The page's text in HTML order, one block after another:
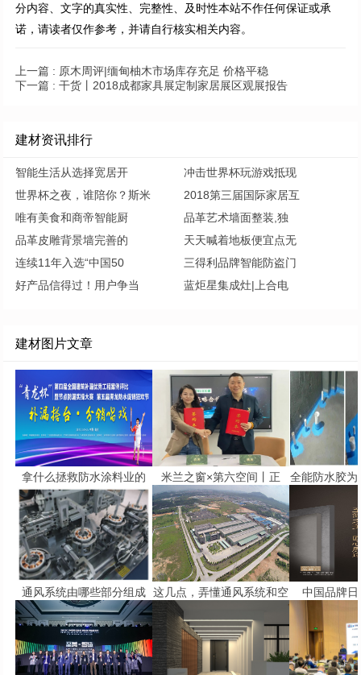
分内容、文字的真实性、完整性、及时性本站不作任何保证或承
诺，请读者仅作参考，并请自行核实相关内容。
上一篇 : 原木周评|缅甸柚木市场库存充足 价格平稳
下一篇 : 干货丨2018成都家具展定制家居展区观展报告
建材资讯排行
智能生活从选择宽居开
冲击世界杯玩游戏抵现
世界杯之夜，谁陪你？斯米
2018第三届国际家居互
唯有美食和商帝智能厨
品革艺术墙面整装,独
品革皮雕背景墙完善的
天天喊着地板便宜点无
连续11年入选“中国50
三得利品牌智能防盗门
好产品信得过！用户争当
蓝炬星集成灶|上合电
建材图片文章
拿什么拯救防水涂料业的 米兰之窗×第六空间丨正 全能防水胶
通风系统由哪些部分组成 这几点，弄懂通风系统和空 中国品牌